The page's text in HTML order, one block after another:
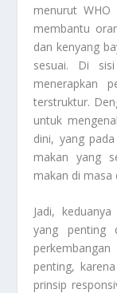
menurut WHO
membantu
dan kenyang
sesuai. Di
menerapkan
terstruktur.
untuk
dini, yang
makan yang
makan di masa
Jadi,
yang penting
penting,
prinsip